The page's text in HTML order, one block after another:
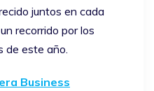
juntos en cada
recorrido por los
de este año.
Business